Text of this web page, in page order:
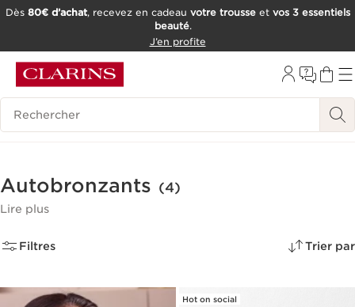
OUTIL D'ACCESSIBILITÉ
Dès 80€ d’achat, recevez en cadeau votre trousseet vos 3 essentiels
beauté.
J’en profite
Historique des recherches
Autobronzants (4)
Lire plus
Filtres Trier par
Hot on social